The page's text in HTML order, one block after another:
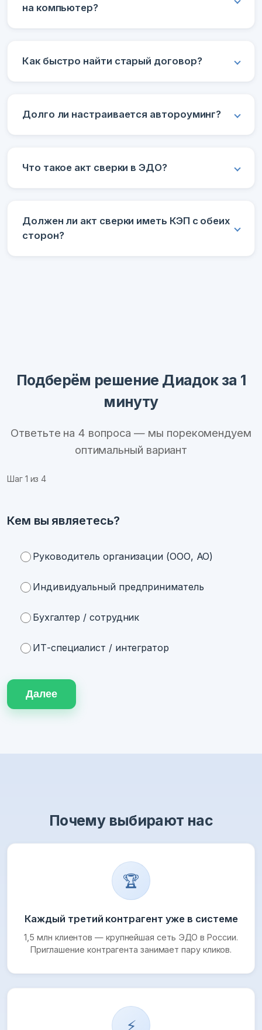
на компьютер?
Как быстро найти старый договор?
Долго ли настраивается автороуминг?
Что такое акт сверки в ЭДО?
Должен ли акт сверки иметь КЭП с обеих
сторон?
Подберём решение Диадок за 1
минуту
Ответьте на 4 вопроса — мы порекомендуем
оптимальный вариант
Шаг 1 из 4
Кем вы являетесь?
Руководитель организации (ООО, АО)
Индивидуальный предприниматель
Бухгалтер / сотрудник
ИТ-специалист / интегратор
Далее
Почему выбирают нас
🏆
Каждый третий контрагент уже в системе
1,5 млн клиентов — крупнейшая сеть ЭДО в России.
Приглашение контрагента занимает пару кликов.
⚡